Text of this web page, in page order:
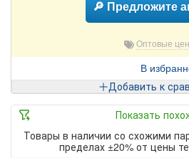
🔎 Предложите
Оптовые
В
Добавить к
Показать
Товары в наличии со схожими
пределах ±20% от цены